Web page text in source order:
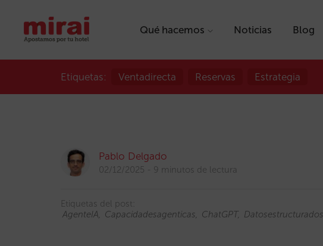
Qué hacemos Noticias Blog
Etiquetas: Ventadirecta Reservas Estrategia
Pablo Delgado
02/12/2025 9 minutos de lectura
Etiquetas del post:
AgenteIA
Capacidadesagenticas ChatGPT Datosestructurados